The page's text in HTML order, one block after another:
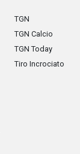
TGN
TGN Calcio
TGN Today
Tiro Incrociato